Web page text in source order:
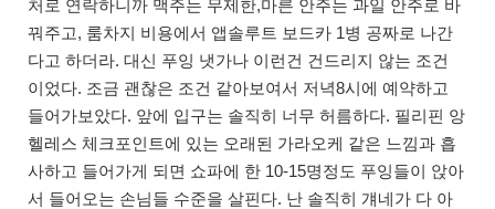
처로 연락하니까 맥주는 무제한,마른 안주는 과일 안주로 바
꿔주고, 룸차지 비용에서 앱솔루트 보드카 1병 공짜로 나간
다고 하더라. 대신 푸잉 냇가나 이런건 건드리지 않는 조건
이었다. 조금 괜찮은 조건 같아보여서 저녁8시에 예약하고
들어가보았다. 앞에 입구는 솔직히 너무 허름하다. 필리핀 앙
헬레스 체크포인트에 있는 오래된 가라오케 같은 느낌과 흡
사하고 들어가게 되면 쇼파에 한 10-15명정도 푸잉들이 앉아
서 들어오는 손님들 수준을 살핀다. 난 솔직히 걔네가 다 아